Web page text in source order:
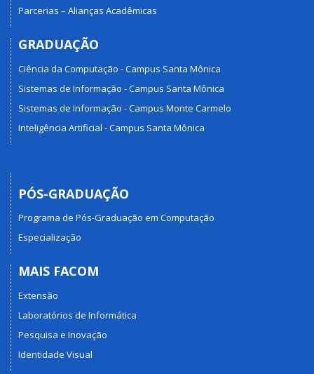
Parcerias – Alianças Acadêmicas
GRADUAÇÃO
Ciência da Computação - Campus Santa Mônica
Sistemas de Informação - Campus Santa Mônica
Sistemas de Informação - Campus Monte Carmelo
Inteligência Artificial - Campus Santa Mônica
PÓS-GRADUAÇÃO
Programa de Pós-Graduação em Computação
Especialização
MAIS FACOM
Extensão
Laboratórios de Informática
Pesquisa e Inovação
Identidade Visual